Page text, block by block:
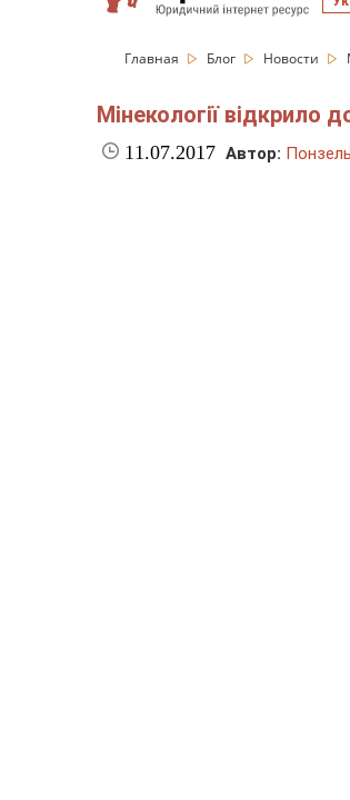
Главная Блог Новости
Мінекології відкрило
11.07.2017 Автор: